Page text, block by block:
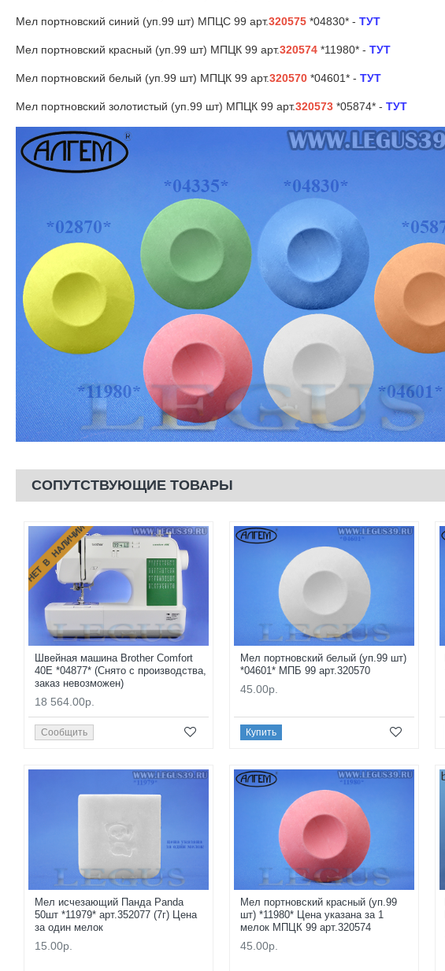
Мел портновский синий (уп.99 шт) МПЦС 99 арт.320575 *04830* - ТУТ
Мел портновский красный (уп.99 шт) MПЦК 99 арт.320574 *11980* - ТУТ
Мел портновский белый (уп.99 шт) MПЦК 99 арт.320570 *04601* - ТУТ
Мел портновский золотистый (уп.99 шт) MПЦК 99 арт.320573 *05874* - ТУТ
СОПУТСТВУЮЩИЕ ТОВАРЫ
НЕТ В НАЛИЧИИ
Швейная машина Brother Comfort
40E *04877* (Снято с производства,
заказ невозможен)
18 564.00р.
Сообщить
Мел портновский белый (уп.99 шт)
*04601* МПБ 99 арт.320570
45.00р.
Купить
Мел исчезающий Панда Panda
50шт *11979* арт.352077 (7г) Цена
за один мелок
15.00р.
Мел портновский красный (уп.99
шт) *11980* Цена указана за 1
мелок MПЦК 99 арт.320574
45.00р.